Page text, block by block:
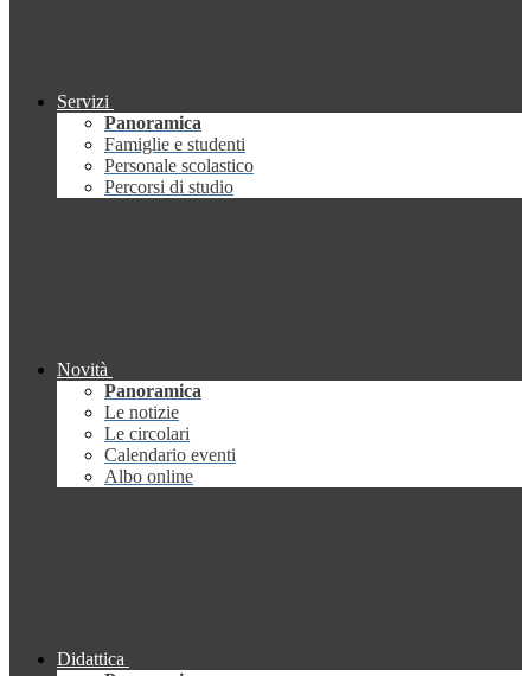
Servizi
Panoramica
Famiglie e studenti
Personale scolastico
Percorsi di studio
Novità
Panoramica
Le notizie
Le circolari
Calendario eventi
Albo online
Didattica